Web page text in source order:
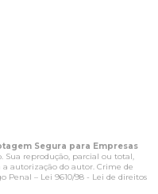
Segura para Empresas
Sua reprodução, parcial ou total,
autorização do autor. Crime de
Penal – Lei 9610/98 - Lei de direitos